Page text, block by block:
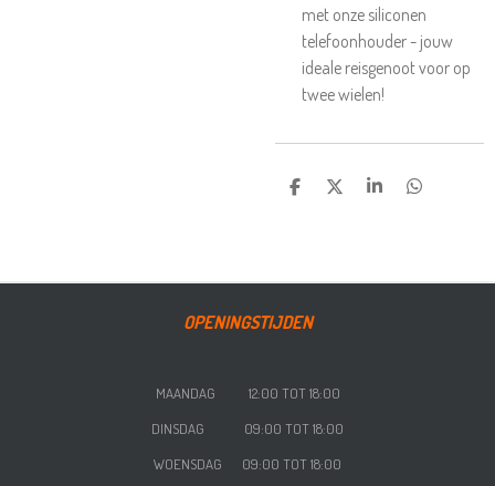
met onze siliconen
telefoonhouder - jouw
ideale reisgenoot voor op
twee wielen!
DELENDEEL SHAREDELEN
OPENINGSTIJDEN
MAANDAG 12:00 TOT 18:00
DINSDAG 09:00 TOT 18:00
WOENSDAG 09:00 TOT 18:00